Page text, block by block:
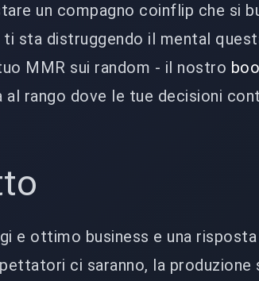
un compagno coinflip che si
ti sta distruggendo il mental
MMR sui random - il nostro
al rango dove le tue decisioni
e ottimo business e una
ci saranno, la produzione